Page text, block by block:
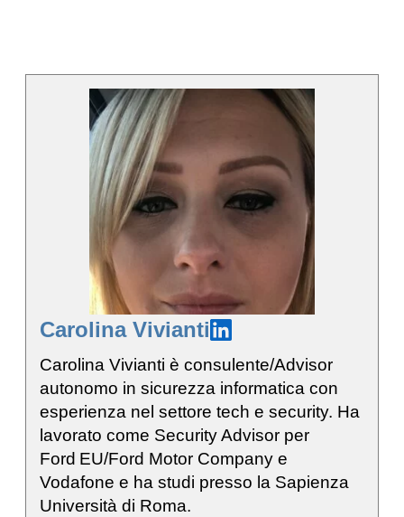
Carolina Vivianti
Carolina Vivianti è consulente/Advisor
autonomo in sicurezza informatica con
esperienza nel settore tech e security. Ha
lavorato come Security Advisor per
Ford EU/Ford Motor Company e
Vodafone e ha studi presso la Sapienza
Università di Roma.